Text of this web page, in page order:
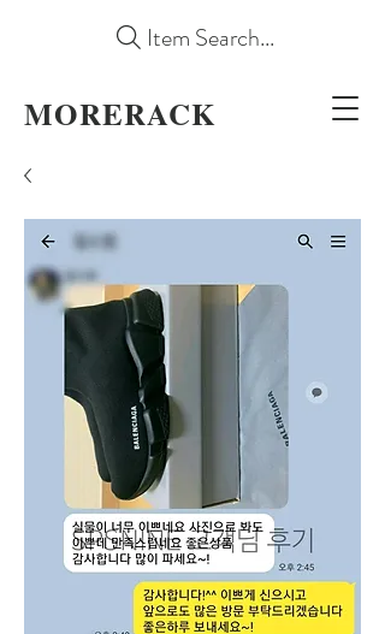
MORERACK
Item Search...